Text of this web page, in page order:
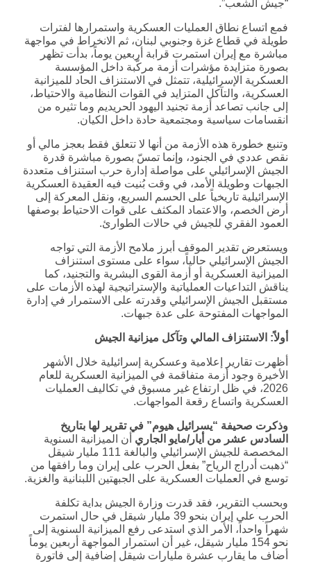
“جيش الشعب”.
فمع اتساع نطاق العمليات العسكرية واستمرارها لفترات
طويلة في قطاع غزة وجنوبي لبنان، ثم الانخراط في مواجهة
مباشرة مع إيران استمرت قرابة أربعين يوماً، بدأت تظهر
بصورة متزايدة مؤشرات أزمة مركّبة داخل المؤسسة
العسكرية الإسرائيلية، تتمثل في الاستنزاف الحاد للميزانية
العسكرية، والتآكل المتزايد في القوات النظامية والاحتياط،
إلى جانب تصاعد أزمة تجنيد اليهود الحريديم وما تثيره من
انقسامات سياسية ومجتمعية حادة داخل الكيان.
وتنبع خطورة هذه الأزمة من أنها لا تتعلق فقط بعجز مالي أو
نقص عددي في الجنود، وإنما تمسّ بصورة مباشرة قدرة
الجيش الإسرائيلي على مواصلة إدارة حرب استنزاف متعددة
الجبهات وطويلة الأمد، في وقت بُنيت فيه العقيدة العسكرية
الإسرائيلية تاريخياً على الحسم السريع، ونقل المعركة إلى
أرض الخصم، والاعتماد المكثف على قوات الاحتياط بوصفها
العمود الفقري للجيش في حالات الطوارئ.
ويستعرض تقدير الموقف أبرز ملامح الأزمة التي تواجه
الجيش الإسرائيلي حالياً، سواء على مستوى استنزاف
الميزانية العسكرية أو أزمة القوى البشرية والتجنيد، كما
يناقش التداعيات العملياتية والإستراتيجية لهذه الأزمات على
مستقبل الجيش الإسرائيلي وقدرته على الاستمرار في إدارة
المواجهات المفتوحة على عدة جبهات.
أولاً: الاستنزاف المالي وتآكل ميزانية الجيش
أظهرت تقارير إعلامية وعسكرية إسرائيلية خلال الأشهر
الأخيرة وجود أزمة متفاقمة في الميزانية العسكرية للعام
2026، في ظل ارتفاع غير مسبوق في تكاليف العمليات
العسكرية واتساع رقعة المواجهات.
وذكرت صحيفة “يسرائيل هيوم” في تقرير لها بتاريخ
السادس عشر من أيار/مايو الجاري أن الميزانية السنوية
المخصصة للجيش الإسرائيلي والبالغة 111 مليار شيقل
“ذهبت أدراج الرياح” بفعل الحرب على إيران وما رافقها من
توسع في العمليات العسكرية على الجبهتين اللبنانية والغزية.
وبحسب التقرير، فقد قدرت وزارة الجيش بداية تكلفة
الحرب على إيران بنحو 39 مليار شيقل في حال استمرت
شهراً واحداً، الأمر الذي استدعى رفع الميزانية السنوية إلى
نحو 154 مليار شيقل، غير أن استمرار المواجهة أربعين يوماً
أضاف ما يقارب عشرة مليارات شيقل إضافية إلى فاتورة